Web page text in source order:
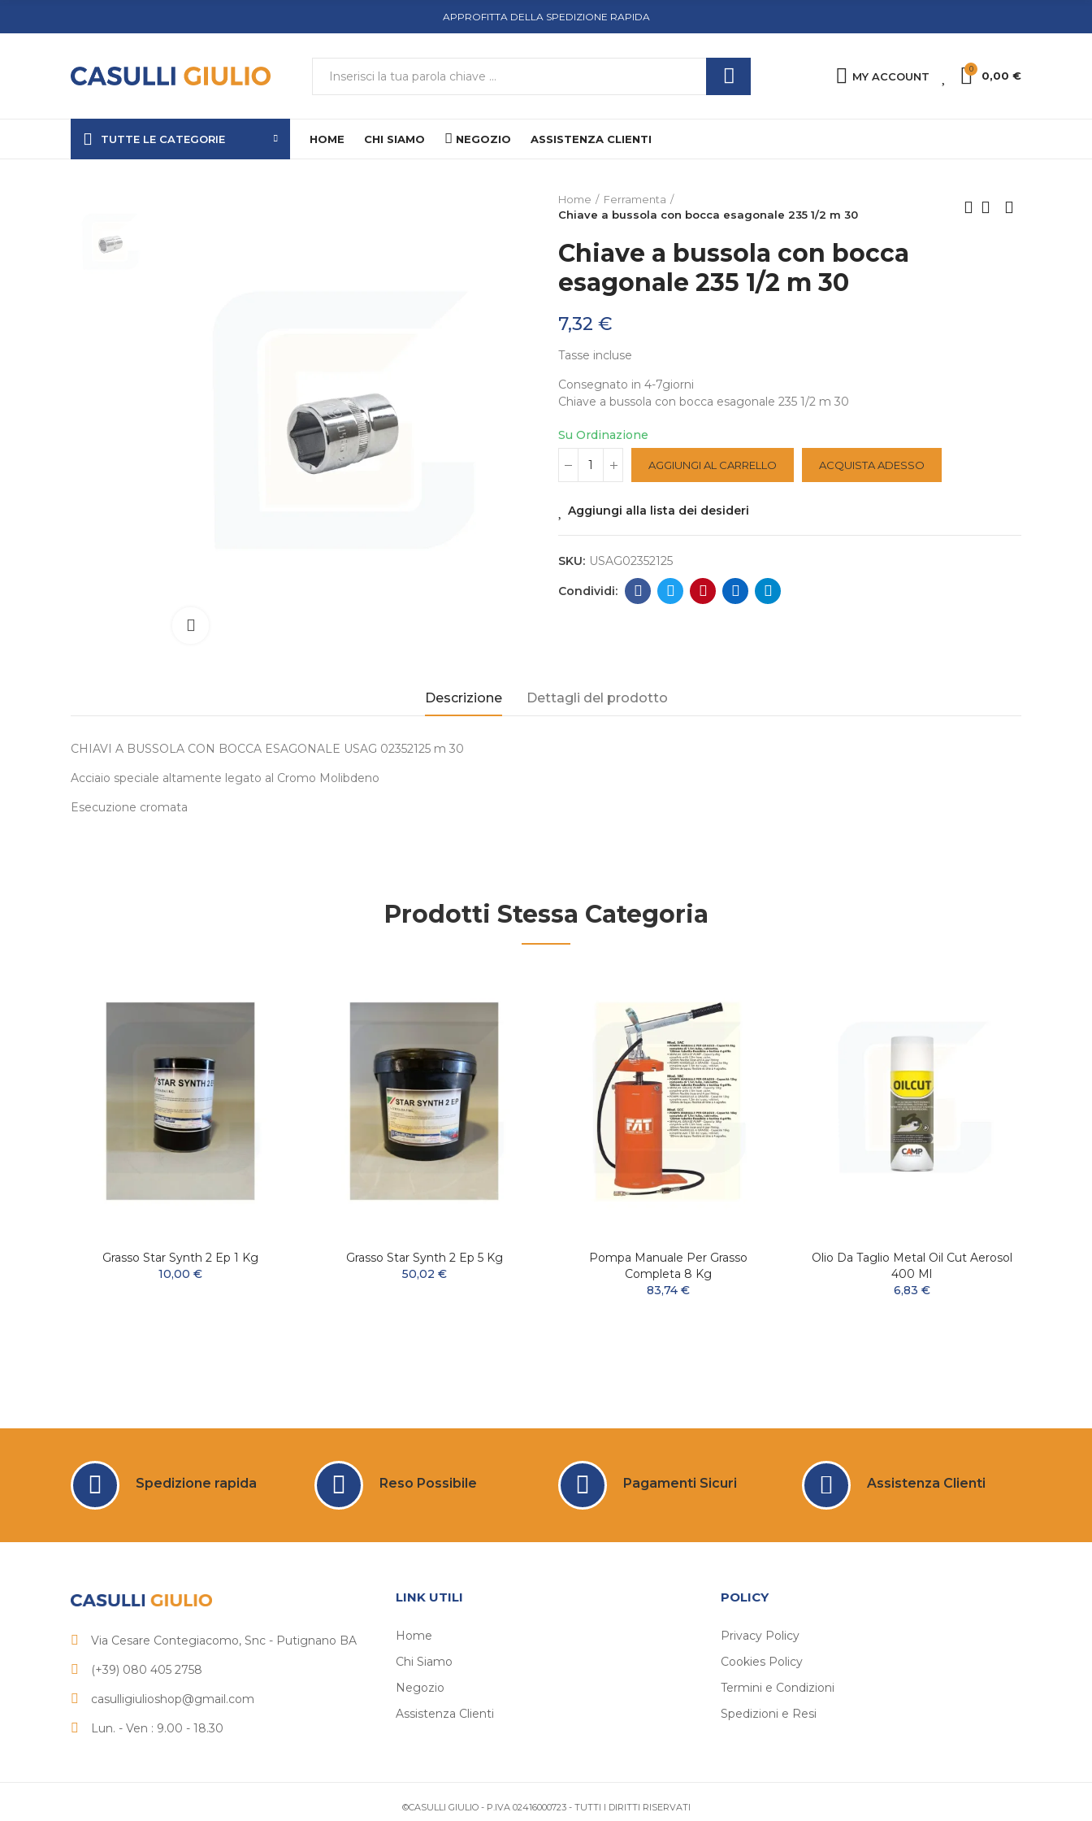
APPROFITTA DELLA SPEDIZIONE RAPIDA
MY ACCOUNT
0
0,00 €
TUTTE LE CATEGORIE HOME CHI SIAMO NEGOZIO ASSISTENZA CLIENTI
Home
Ferramenta
Chiave a bussola con bocca esagonale 235 1/2 m 30
Chiave a bussola con bocca
esagonale 235 1/2 m 30
7,32 €
Tasse incluse
Consegnato in 4-7giorni
Chiave a bussola con bocca esagonale 235 1/2 m 30
Su Ordinazione
AGGIUNGI AL CARRELLO ACQUISTA ADESSO
Aggiungi alla lista dei desideri
SKU: USAG02352125
Descrizione Dettagli del prodotto
CHIAVI A BUSSOLA CON BOCCA ESAGONALE USAG 02352125 m 30
Acciaio speciale altamente legato al Cromo Molibdeno
Esecuzione cromata
Prodotti Stessa Categoria
Grasso Star Synth 2 Ep 1 Kg
10,00 €
Grasso Star Synth 2 Ep 5 Kg
50,02 €
Pompa Manuale Per Grasso
Completa 8 Kg
83,74 €
Olio Da Taglio Metal Oil Cut Aerosol
400 Ml
6,83 €
Spedizione rapida Reso Possibile Pagamenti Sicuri Assistenza Clienti
Via Cesare Contegiacomo, Snc - Putignano BA
(+39) 080 405 2758
casulligiulioshop@gmail.com
Lun. - Ven : 9.00 - 18.30
LINK UTILI
Home
Chi Siamo
Negozio
Assistenza Clienti
POLICY
Privacy Policy
Cookies Policy
Termini e Condizioni
Spedizioni e Resi
©CASULLI GIULIO - P.IVA 02416000723 - TUTTI I DIRITTI RISERVATI